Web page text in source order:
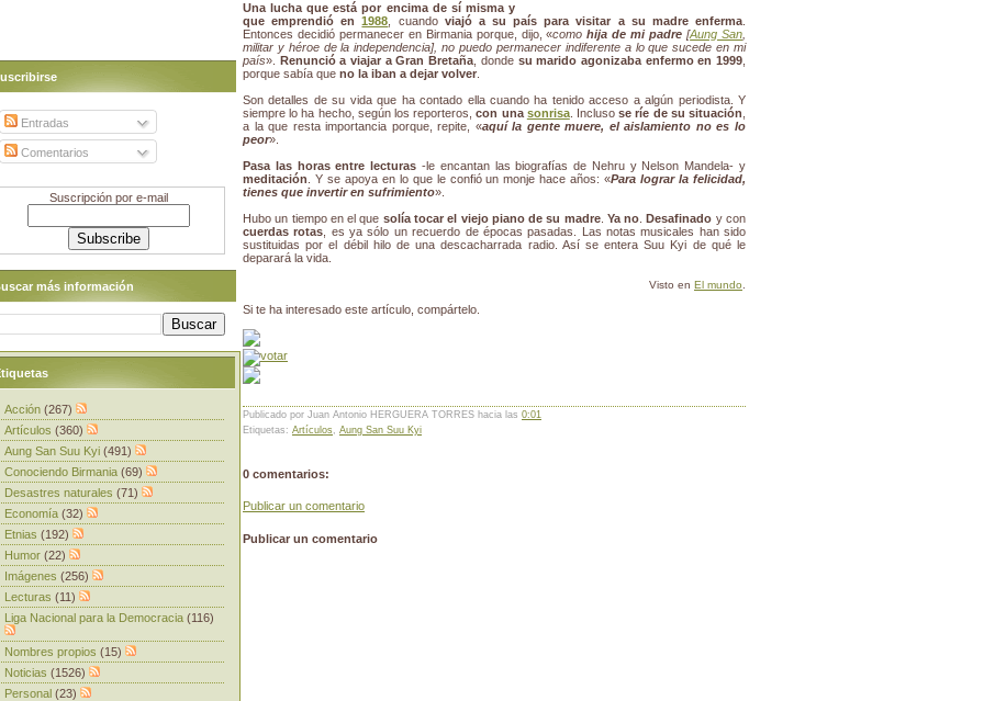
Una lucha que está por encima de sí misma y
que emprendió en1988 , cuando viajó a su país para visitar a su madre enferma
Entonces decidió permanecer en Birmania porque, dijo, «comohija de mi padre [Aung San
militar y héroe de la independencia], no puedo permanecer indiferente a lo que sucede en mi
país». Renunció a viajar a Gran Bretaña , donde su marido agonizaba enfermo en 1999
porque sabía que no la iban a dejar volver
Son detalles de su vida que ha contado ella cuando ha tenido acceso a algún periodista. Y
siempre lo ha hecho, según los reporteros,con una sonrisa. Inclusose ríe de su situación
a la que resta importancia porque, repite, «aquí la gente muere, el aislamiento no es lo
peor».
Pasa las horas entre lecturas -le encantan las biografías de Nehru y Nelson Mandela- y
meditación . Y se apoya en lo que le confió un monje hace años: «Para lograr la felicidad,
tienes que invertir en sufrimiento».
Hubo un tiempo en el que solía tocar el viejo piano de su madre. Ya no .Desafinado y con
cuerdas rotas , es ya sólo un recuerdo de épocas pasadas. Las notas musicales han sido
sustituidas por el débil hilo de una descacharrada radio. Así se entera Suu Kyi de qué le
deparará la vida.
Visto en El mundo
Si te ha interesado este artículo, compártelo.
Publicado por Juan Antonio HERGUERA TORRES hacia las 0:01
Etiquetas: Artículos, Aung San Suu Kyi
0 comentarios:
Publicar un comentario
Publicar un comentario
Entradas
Comentarios
Suscripción por e-mail
más información
Acción (267)
Artículos (360)
Aung San Suu Kyi (491)
Conociendo Birmania (69)
Desastres naturales (71)
Economía (32)
Etnias (192)
Humor (22)
Imágenes (256)
Lecturas (11)
Liga Nacional para la Democracia (116)
Nombres propios (15)
Noticias (1526)
Personal (23)